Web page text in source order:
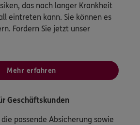
das nach langer Krankheit
eintreten kann. Sie können es
Fordern Sie jetzt unser
Mehr erfahren
Geschäftskunden
passende Absicherung sowie